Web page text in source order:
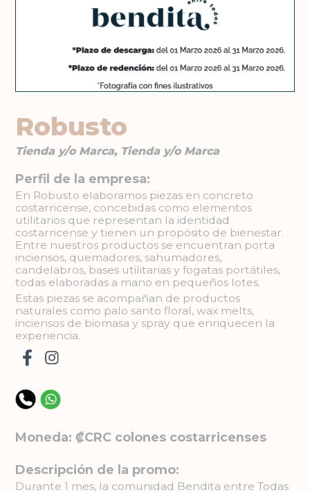
Robusto
Tienda y/o Marca, Tienda y/o Marca
Perfil de la empresa:
En Robusto elaboramos piezas en concreto
costarricense, concebidas como elementos
utilitarios que representan la identidad
costarricense y tienen un propósito de bienestar.
Entre nuestros productos se encuentran porta
inciensos, quemadores, sahumadores,
candelabros, bases utilitarias y fogatas portátiles,
todas elaboradas a mano en pequeños lotes.
Estas piezas se acompañan de productos
naturales como palo santo floral, wax melts,
inciensos de biomasa y spray que enriquecen la
experiencia.
Moneda: ₡CRC colones costarricenses
Descripción de la promo:
Durante 1 mes, la comunidad Bendita entre Todas